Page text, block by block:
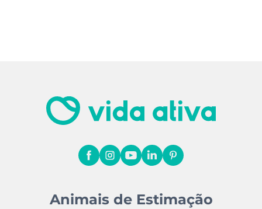
Animais de Estimação